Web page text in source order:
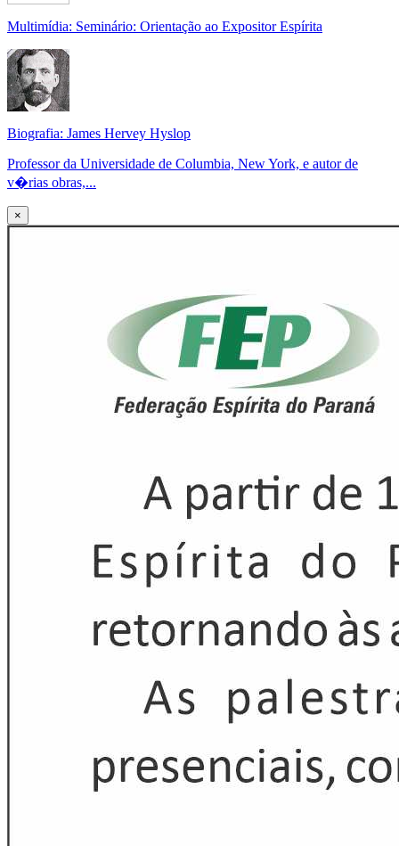
Multimídia: Seminário: Orientação ao Expositor Espírita
Biografia: James Hervey Hyslop
Professor da Universidade de Columbia, New York, e autor de
v�rias obras,...
×